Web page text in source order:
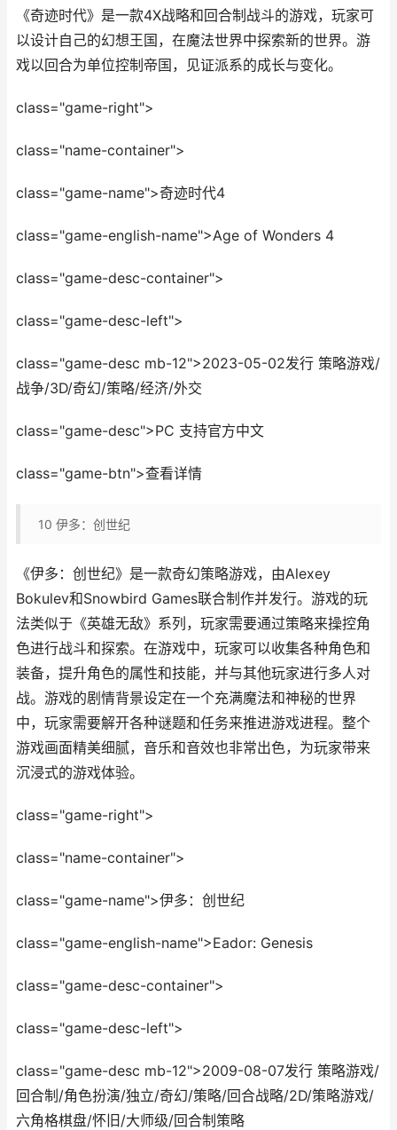
《奇迹时代》是一款4X战略和回合制战斗的游戏，玩家可
以设计自己的幻想王国，在魔法世界中探索新的世界。游
戏以回合为单位控制帝国，见证派系的成长与变化。
class="game-right">
class="name-container">
class="game-name">奇迹时代4
class="game-english-name">Age of Wonders 4
class="game-desc-container">
class="game-desc-left">
class="game-desc mb-12">2023-05-02发行 策略游戏/
战争/3D/奇幻/策略/经济/外交
class="game-desc">PC 支持官方中文
class="game-btn">查看详情
10 伊多：创世纪
《伊多：创世纪》是一款奇幻策略游戏，由Alexey
Bokulev和Snowbird Games联合制作并发行。游戏的玩
法类似于《英雄无敌》系列，玩家需要通过策略来操控角
色进行战斗和探索。在游戏中，玩家可以收集各种角色和
装备，提升角色的属性和技能，并与其他玩家进行多人对
战。游戏的剧情背景设定在一个充满魔法和神秘的世界
中，玩家需要解开各种谜题和任务来推进游戏进程。整个
游戏画面精美细腻，音乐和音效也非常出色，为玩家带来
沉浸式的游戏体验。
class="game-right">
class="name-container">
class="game-name">伊多：创世纪
class="game-english-name">Eador: Genesis
class="game-desc-container">
class="game-desc-left">
class="game-desc mb-12">2009-08-07发行 策略游戏/
回合制/角色扮演/独立/奇幻/策略/回合战略/2D/策略游戏/
六角格棋盘/怀旧/大师级/回合制策略